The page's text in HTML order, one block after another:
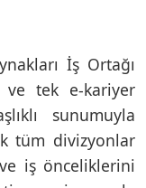
İş Ortağı
ve tek e-kariyer
sunumuyla
tüm divizyonlar
iş önceliklerini